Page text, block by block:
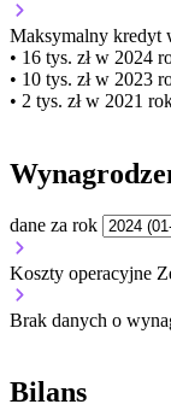
Maksymalny kredyt
• 16 tys. zł w 2024
• 10 tys. zł w 2023
• 2 tys. zł w 2021
dane za rok
Koszty operacyjne
Brak danych o
Bilans